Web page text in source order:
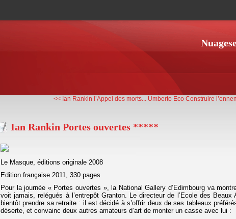
<< Ian Rankin l’Appel des morts... Umberto Eco Construire
Ian Rankin Portes ouvertes *****
Le Masque, éditions originale 2008
Edition française 2011, 330 pages
Pour la journée « Portes ouvertes », la National Gallery d’Edimbourg va
voit jamais, relégués à l’entrepôt Granton. Le directeur de l’Ecole des
bientôt prendre sa retraite : il est décidé à s’offrir deux de ses tableaux
déserte, et convainc deux autres amateurs d’art de monter un casse avec lui :